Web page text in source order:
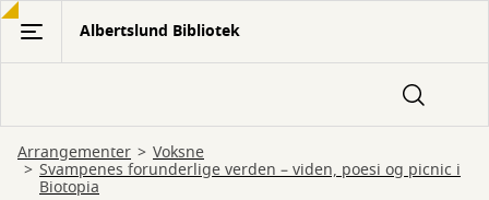
Gå
hovedindhold
Albertslund Bibliotek
Arrangementer Voksne
Svampenes forunderlige verden – viden, poesi og picnic i
Biotopia